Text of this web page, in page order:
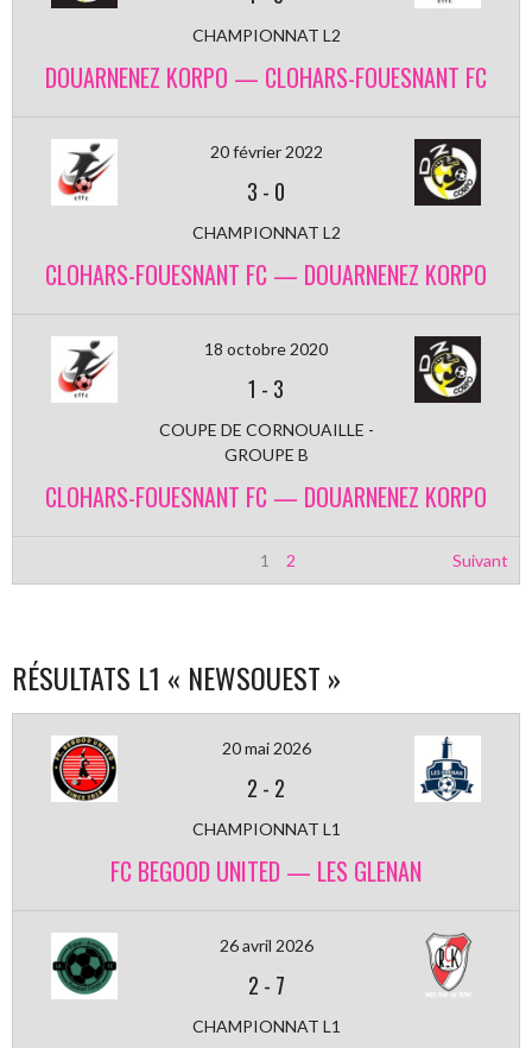
CHAMPIONNAT L2
DOUARNENEZ KORPO — CLOHARS-FOUESNANT FC
20 février 2022
3 - 0
CHAMPIONNAT L2
CLOHARS-FOUESNANT FC — DOUARNENEZ KORPO
18 octobre 2020
1 - 3
COUPE DE CORNOUAILLE -
GROUPE B
CLOHARS-FOUESNANT FC — DOUARNENEZ KORPO
1 2 Suivant
RÉSULTATS L1 « NEWSOUEST »
20 mai 2026
2 - 2
CHAMPIONNAT L1
FC BEGOOD UNITED — LES GLENAN
26 avril 2026
2 - 7
CHAMPIONNAT L1